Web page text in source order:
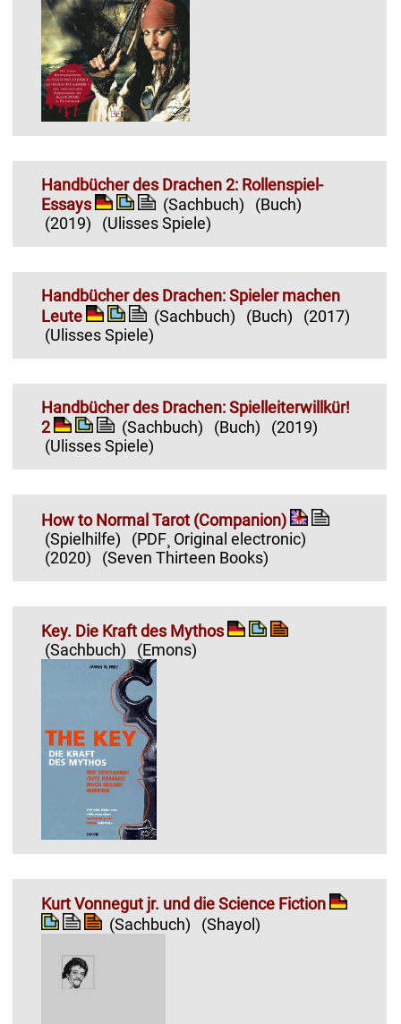
Handbücher des Drachen 2: Rollenspiel-
Essays
(Sachbuch)
(Buch)
(2019)
(Ulisses Spiele)
Handbücher des Drachen: Spieler machen
Leute
(Sachbuch) (Buch)
(2017)
(Ulisses Spiele)
Handbücher des Drachen: Spielleiterwillkür!
2
(Sachbuch) (Buch)
(2019)
(Ulisses Spiele)
How to Normal Tarot (Companion)
(Spielhilfe)
(PDF¸ Original electronic)
(2020)
(Seven Thirteen Books)
Key. Die Kraft des Mythos
(Sachbuch)
(Emons)
Kurt Vonnegut jr. und die Science Fiction
(Sachbuch)
(Shayol)